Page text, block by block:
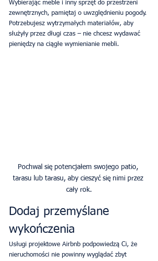
Wybierając meble i inny sprzęt do przestrzeni
zewnętrznych, pamiętaj o uwzględnieniu pogody.
Potrzebujesz wytrzymałych materiałów, aby
służyły przez długi czas – nie chcesz wydawać
pieniędzy na ciągłe wymienianie mebli.
Pochwal się potencjałem swojego patio,
tarasu lub tarasu, aby cieszyć się nimi przez
Dodaj przemyślane
wykończenia
Usługi projektowe Airbnb podpowiedzą Ci, że
nieruchomości nie powinny wyglądać zbyt